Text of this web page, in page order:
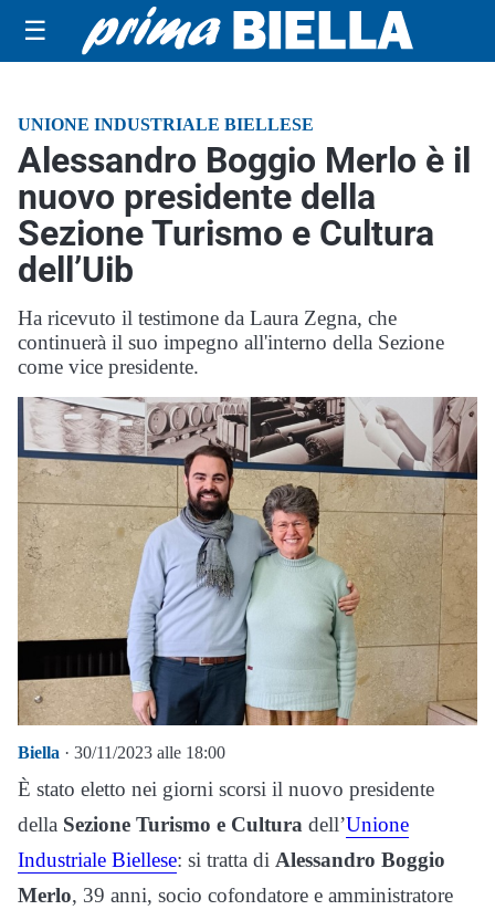
☰
UNIONE INDUSTRIALE BIELLESE
Alessandro Boggio Merlo è il
nuovo presidente della
Sezione Turismo e Cultura
dell’Uib
Ha ricevuto il testimone da Laura Zegna, che
continuerà il suo impegno all'interno della Sezione
come vice presidente.
Biella · 30/11/2023 alle 18:00
È stato eletto nei giorni scorsi il nuovo presidente
della Sezione Turismo e Cultura dell’Unione
Industriale Biellese: si tratta di Alessandro Boggio
Merlo, 39 anni, socio cofondatore e amministratore